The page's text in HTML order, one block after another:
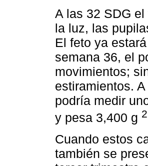
A las 32 SDG
la luz, las
El feto ya
semana 36, el
movimientos;
estiramientos.
podría medir
y pesa 3,400 g 2
Cuando estos
también se